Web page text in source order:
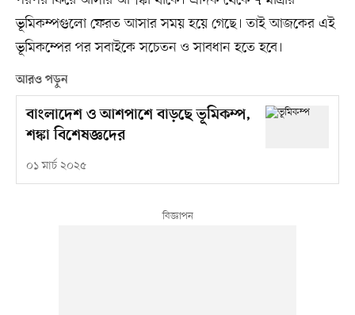
ভূমিকম্পগুলো ফেরত আসার সময় হয়ে গেছে। তাই আজকের এই
ভূমিকম্পের পর সবাইকে সচেতন ও সাবধান হতে হবে।
আরও পড়ুন
বাংলাদেশ ও আশপাশে বাড়ছে ভূমিকম্প,
শঙ্কা বিশেষজ্ঞদের
০১ মার্চ ২০২৫